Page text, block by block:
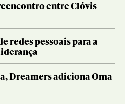
entre Clóvis
redes pessoais para a
Dreamers adiciona Oma